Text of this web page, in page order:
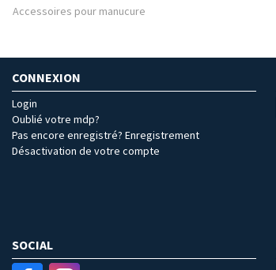
Accessoires pour manucure
CONNEXION
Login
Oublié votre mdp?
Pas encore enregistré? Enregistrement
Désactivation de votre compte
SOCIAL